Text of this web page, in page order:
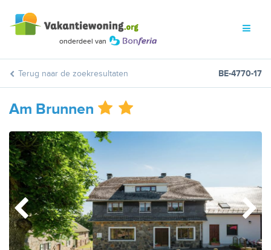
Terug naar de zoekresultaten BE-4770-17
Am Brunnen